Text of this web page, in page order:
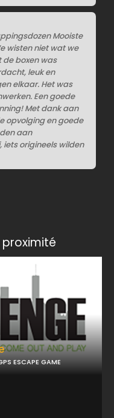
Mooiste
wisten niet wat we
boxen was
leuk en
elkaar. Het was
Een goede
Met dank aan
opvolging en goede
aan
origineels wilden
ESCAPE GAME